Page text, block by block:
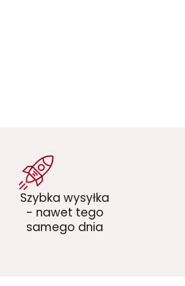
Szybka wysyłka
- nawet tego
samego dnia